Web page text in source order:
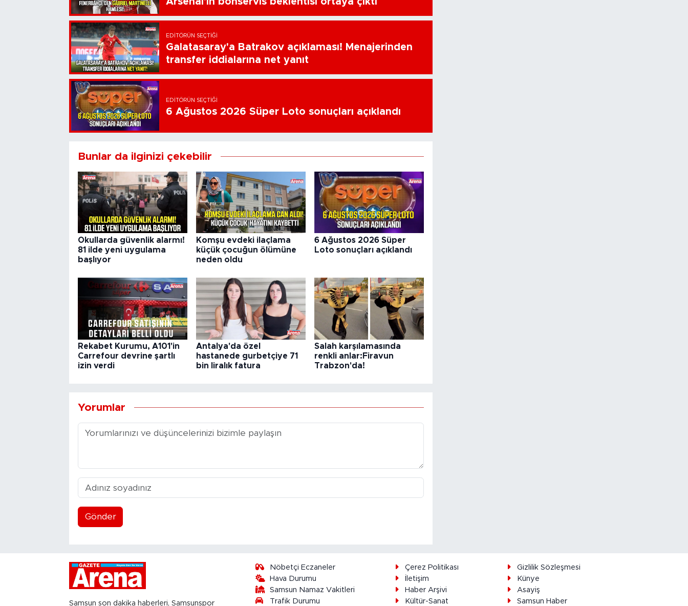
EDITÖRÜN SEÇTIĞI
Galatasaray'a Batrakov açıklaması! Menajerinden
transfer iddialarına net yanıt
EDITÖRÜN SEÇTIĞI
6 Ağustos 2026 Süper Loto sonuçları açıklandı
Bunlar da ilginizi çekebilir
Okullarda güvenlik alarmı!
81 ilde yeni uygulama
başlıyor
Komşu evdeki ilaçlama
küçük çocuğun ölümüne
neden oldu
6 Ağustos 2026 Süper
Loto sonuçları açıklandı
Rekabet Kurumu, A101'in
Carrefour devrine şartlı
izin verdi
Antalya'da özel
hastanede gurbetçiye 71
bin liralık fatura
Salah karşılamasında
renkli anlar:Firavun
Trabzon'da!
Yorumlar
Gönder
Samsun son dakika haberleri, Samsunspor
Nöbetçi Eczaneler
Hava Durumu
Samsun Namaz Vakitleri
Trafik Durumu
Çerez Politikası
Gizlilik Sözleşmesi
İletişim
Künye
Haber Arşivi
Asayiş
Kültür-Sanat
Samsun Haber